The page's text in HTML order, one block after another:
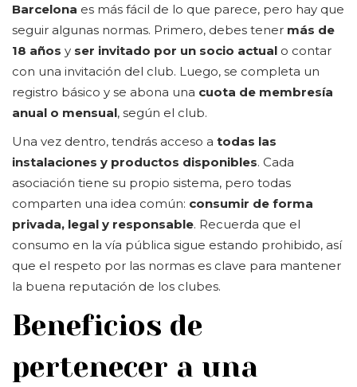
Barcelona es más fácil de lo que parece, pero hay que
seguir algunas normas. Primero, debes tener más de
18 años y ser invitado por un socio actual o contar
con una invitación del club. Luego, se completa un
registro básico y se abona una cuota de membresía
anual o mensual, según el club.
Una vez dentro, tendrás acceso a todas las
instalaciones y productos disponibles. Cada
asociación tiene su propio sistema, pero todas
comparten una idea común: consumir de forma
privada, legal y responsable. Recuerda que el
consumo en la vía pública sigue estando prohibido, así
que el respeto por las normas es clave para mantener
la buena reputación de los clubes.
Beneficios de
pertenecer a una